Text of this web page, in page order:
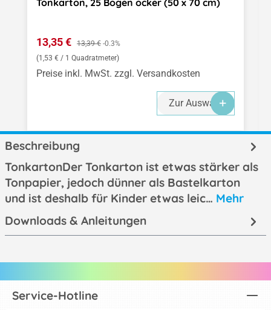
Verkaufspreis:
13,35 € Regulärer Preis:
13,39 € -0.3%
(1,53 € / 1 Quadratmeter)
Preise inkl. MwSt. zzgl. Versandkosten
Zur Auswahl
Beschreibung
TonkartonDer Tonkarton ist etwas stärker als
Tonpapier, jedoch dünner als Bastelkarton
und ist deshalb für Kinder etwas leic… Mehr
Downloads & Anleitungen
Service-Hotline